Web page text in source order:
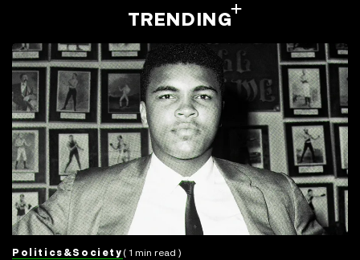
TRENDING
Politics&society ( 1 min read )